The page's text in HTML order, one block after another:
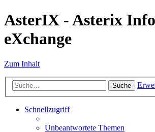
AsterIX - Asterix
eXchange
Zum Inhalt
Suche
Schnellzugriff
Unbeantwortete Themen